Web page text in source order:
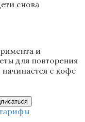
снова
и
для повторения
начинается с кофе